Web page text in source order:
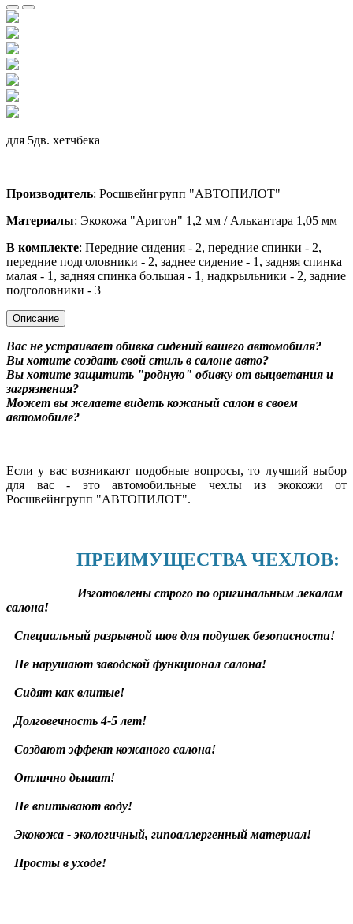
для 5дв. хетчбека
Производитель: Росшвейнгрупп "АВТОПИЛОТ"
Материалы: Экокожа "Аригон" 1,2 мм / Алькантара 1,05 мм
В комплекте: Передние сидения - 2, передние спинки - 2,
передние подголовники - 2, заднее сидение - 1, задняя спинка
малая - 1, задняя спинка большая - 1, надкрыльники - 2, задние
подголовники - 3
Описание
Вас не устраивает обивка сидений вашего автомобиля?
Вы хотите создать свой стиль в салоне авто?
Вы хотите защитить "родную" обивку от выцветания и
загрязнения?
Может вы желаете видеть кожаный салон в своем
автомобиле?
Если у вас возникают подобные вопросы, то лучший выбор
для вас - это автомобильные чехлы из экокожи от
Росшвейнгрупп "АВТОПИЛОТ".
ПРЕИМУЩЕСТВА ЧЕХЛОВ:
Изготовлены строго по оригинальным лекалам
салона!
Специальный разрывной шов для подушек безопасности!
Не нарушают заводской функционал салона!
Сидят как влитые!
Долговечность 4-5 лет!
Создают эффект кожаного салона!
Отлично дышат!
Не впитывают воду!
Экокожа - экологичный, гипоаллергенный материал!
Просты в уходе!